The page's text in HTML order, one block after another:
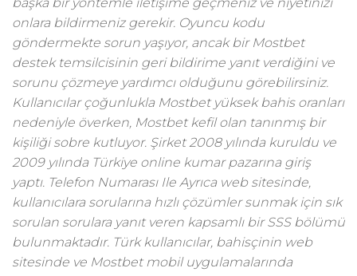
onlara bildirmeniz gerekir. Oyuncu kodu
göndermekte sorun yaşıyor, ancak bir Mostbet
destek temsilcisinin geri bildirime yanıt verdiğini ve
sorunu çözmeye yardımcı olduğunu görebilirsiniz.
Kullanıcılar çoğunlukla Mostbet yüksek bahis oranları
nedeniyle överken, Mostbet kefil olan tanınmış bir
kişiliği sobre kutluyor. Şirket 2008 yılında kuruldu ve
2009 yılında Türkiye online kumar pazarına giriş
yaptı. Telefon Numarası Ile Ayrıca web sitesinde,
kullanıcılara sorularına hızlı çözümler sunmak için sık
sorulan sorulara yanıt veren kapsamlı bir SSS bölümü
bulunmaktadır. Türk kullanıcılar, bahisçinin web
sitesinde ve Mostbet mobil uygulamalarında